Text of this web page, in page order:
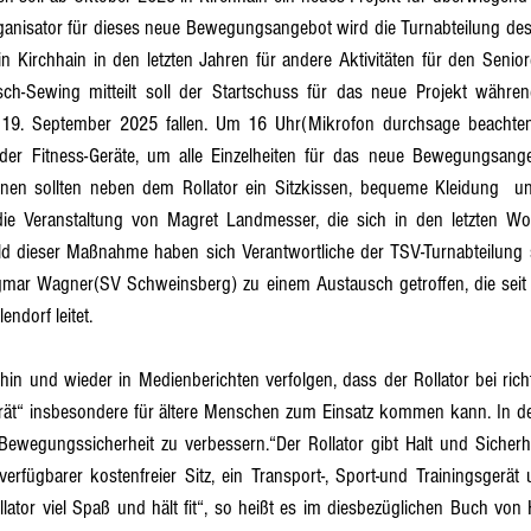
für dieses neue Bewegungsangebot wird die Turnabteilung
Kirchhain in den letzten Jahren für andere Aktivitäten für den
Sewing mitteilt soll der Startschuss für das neue Projekt
September 2025 fallen. Um 16 Uhr(Mikrofon durchsage
Fitness-Geräte, um alle Einzelheiten für das neue
sollten neben dem Rollator ein Sitzkissen, bequeme Kleidung
Veranstaltung von Magret Landmesser, die sich in den letzten
dieser Maßnahme haben sich Verantwortliche der TSV-
Wagner(SV Schweinsberg) zu einem Austausch getroffen, die
leitet.
und wieder in Medienberichten verfolgen, dass der Rollator bei
insbesondere für ältere Menschen zum Einsatz kommen kann. In
zu verbessern.“Der Rollator gibt Halt und
kostenfreier Sitz, ein Transport-, Sport-und
viel Spaß und hält fit“, so heißt es im diesbezüglichen Buch von